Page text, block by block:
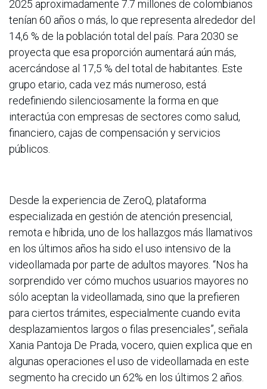
2025 aproximadamente 7.7 millones de colombianos
tenían 60 años o más, lo que representa alrededor del
14,6 % de la población total del país. Para 2030 se
proyecta que esa proporción aumentará aún más,
acercándose al 17,5 % del total de habitantes. Este
grupo etario, cada vez más numeroso, está
redefiniendo silenciosamente la forma en que
interactúa con empresas de sectores como salud,
financiero, cajas de compensación y servicios
públicos.
Desde la experiencia de ZeroQ, plataforma
especializada en gestión de atención presencial,
remota e híbrida, uno de los hallazgos más llamativos
en los últimos años ha sido el uso intensivo de la
videollamada por parte de adultos mayores. “Nos ha
sorprendido ver cómo muchos usuarios mayores no
sólo aceptan la videollamada, sino que la prefieren
para ciertos trámites, especialmente cuando evita
desplazamientos largos o filas presenciales”, señala
Xania Pantoja De Prada, vocero, quien explica que en
algunas operaciones el uso de videollamada en este
segmento ha crecido un 62% en los últimos 2 años.